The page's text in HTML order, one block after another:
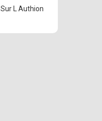
L Authion